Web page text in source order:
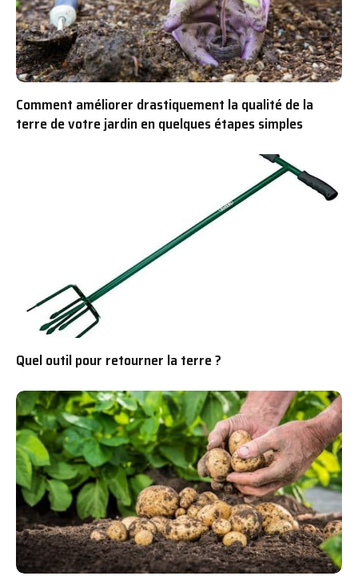
Comment améliorer drastiquement la qualité de la
terre de votre jardin en quelques étapes simples
Quel outil pour retourner la terre ?